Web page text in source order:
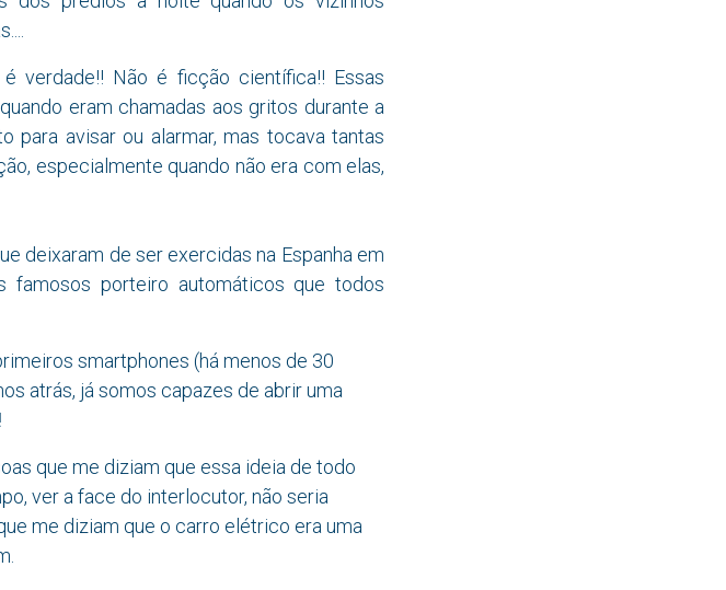
é verdade!! Não é ficção científica!! Essas
eram chamadas aos gritos durante a
para avisar ou alarmar, mas tocava tantas
especialmente quando não era com elas,
deixaram de ser exercidas na Espanha em
porteiro automáticos que todos
smartphones (há menos de 30
atrás, já somos capazes de abrir uma
que me diziam que essa ideia de todo
ver a face do interlocutor, não seria
me diziam que o carro elétrico era uma